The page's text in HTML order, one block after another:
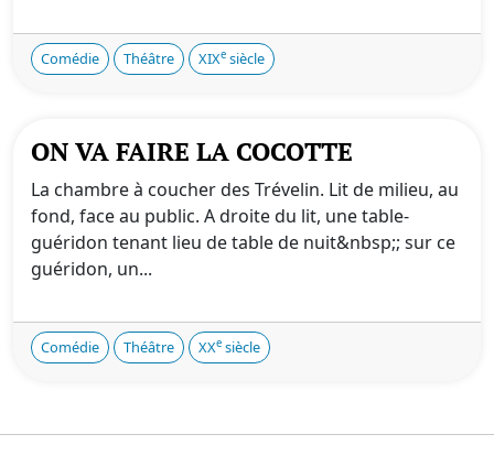
Comédie Théâtre XIXe siècle
ON VA FAIRE LA COCOTTE
La chambre à coucher des Trévelin. Lit de milieu, au
fond, face au public. A droite du lit, une table-
guéridon tenant lieu de table de nuit&nbsp;; sur ce
guéridon, un...
Comédie Théâtre XXe siècle